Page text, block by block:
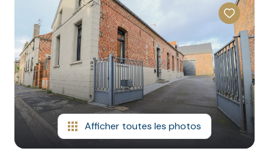
AVIS
CLIENTS
CONTACT
Afficher toutes les photos